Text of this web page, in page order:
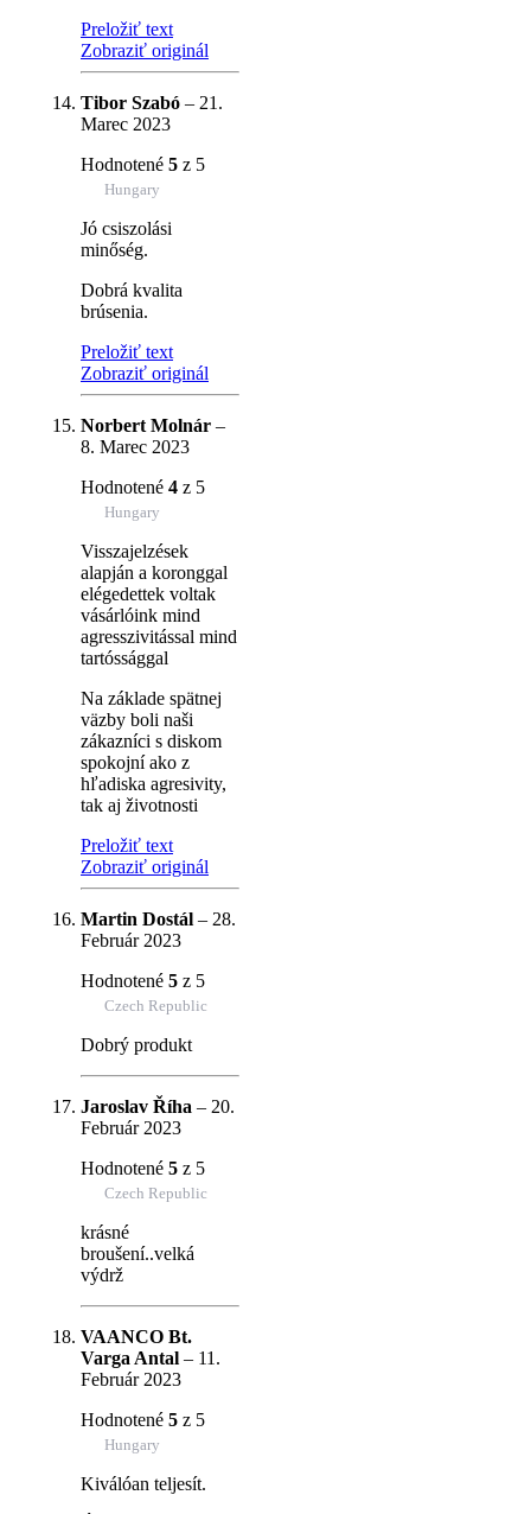
Preložiť text
Zobraziť originál
Tibor Szabó – 21.
Marec 2023
Hodnotené 5 z 5
Hungary
Jó csiszolási
minőség.
Dobrá kvalita
brúsenia.
Preložiť text
Zobraziť originál
Norbert Molnár –
8. Marec 2023
Hodnotené 4 z 5
Hungary
Visszajelzések
alapján a koronggal
elégedettek voltak
vásárlóink mind
agresszivitással mind
tartóssággal
Na základe spätnej
väzby boli naši
zákazníci s diskom
spokojní ako z
hľadiska agresivity,
tak aj životnosti
Preložiť text
Zobraziť originál
Martin Dostál – 28.
Február 2023
Hodnotené 5 z 5
Czech Republic
Dobrý produkt
Jaroslav Říha – 20.
Február 2023
Hodnotené 5 z 5
Czech Republic
krásné
broušení..velká
výdrž
VAANCO Bt.
Varga Antal – 11.
Február 2023
Hodnotené 5 z 5
Hungary
Kiválóan teljesít.